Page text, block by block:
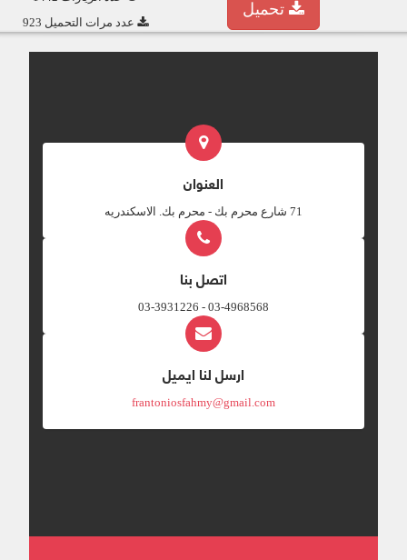
عدد مرات التحميل 923
تحميل
العنوان
‎71 شارع محرم بك - محرم بك. الاسكندريه
اتصل بنا
03-4968568 - 03-3931226
ارسل لنا ايميل
frantoniosfahmy@gmail.com